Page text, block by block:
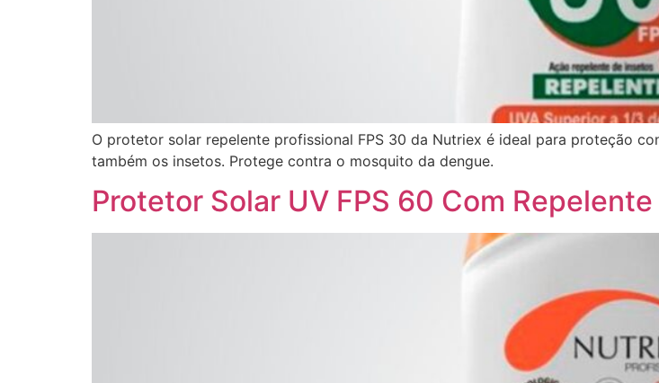
O protetor solar repelente profissional FPS 30 da Nutriex é ideal para proteção
também os insetos. Protege contra o mosquito da dengue.
Protetor Solar UV FPS 60 Com